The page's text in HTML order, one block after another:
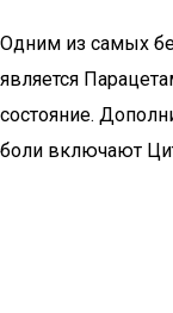
Одним из самых
является
состояние.
боли включают